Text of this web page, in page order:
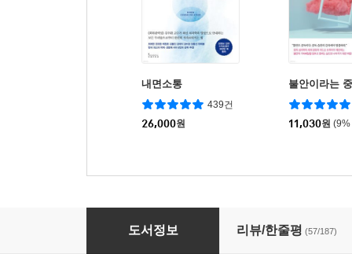
내면소통
439건
26,000원
불안이라는
11,030원 (9%
하버드 회복탄력성 수업
도서정보 리뷰/한줄평 (57/187)